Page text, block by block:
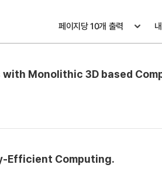
Monolithic 3D based
Efficient Computing.